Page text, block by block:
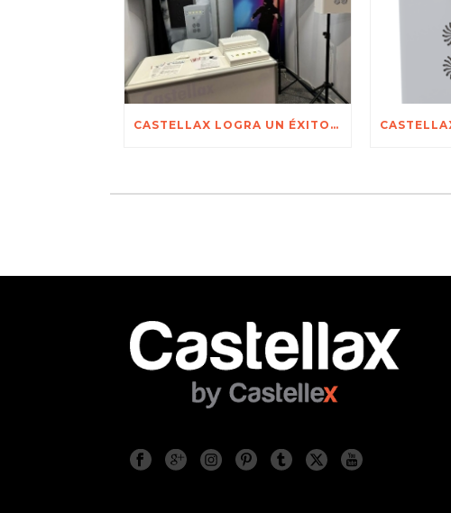
CASTELLAX LOGRA UN ÉXITO EXTRAORDINARIO EN SECUREX 2026 JOHANNESBURGO